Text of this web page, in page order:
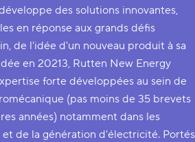
des solutions innovantes,
en réponse aux grands défis
de l'idée d'un nouveau produit à sa
en 20213, Rutten New Energy
forte développées au sein de
(pas moins de 35 brevets
années) notamment dans les
de la génération d'électricité. Portés